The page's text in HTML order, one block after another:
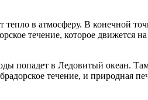
в атмосферу. В конечной
течение, которое движется
попадет в Ледовитый океан.
течение, и природная